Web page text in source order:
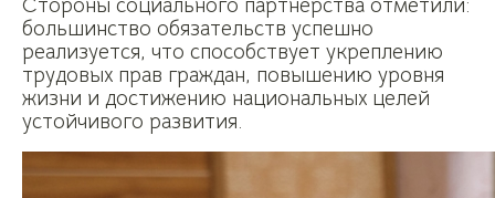
большинство обязательств успешно
реализуется, что способствует укреплению
трудовых прав граждан, повышению уровня
жизни и достижению национальных целей
устойчивого развития.